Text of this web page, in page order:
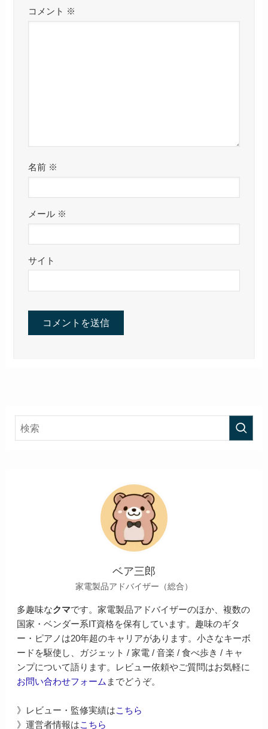
コメント ※
名前 ※
メール ※
サイト
ベア三郎
家電製品アドバイザー（総合）
多趣味なクマです。家電製品アドバイザーのほか、複数の
国家・ベンダー系IT資格を保有しています。趣味のギタ
ー・ピアノは20年超のキャリアがあります。小さなキーボ
ードを駆使し、ガジェット / 家電 / 音楽 / 食べ歩き / キャ
ンプについて語ります。レビュー依頼やご質問はお気軽に
お問い合わせフォーム までどうぞ。
》レビュー・監修実績はこちら
》運営者情報はこちら